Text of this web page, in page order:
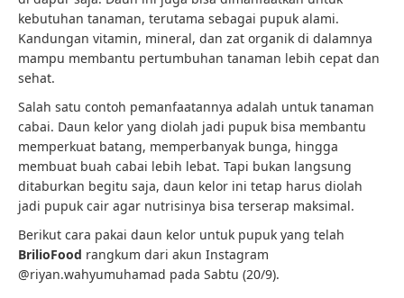
kebutuhan tanaman, terutama sebagai pupuk alami.
Kandungan vitamin, mineral, dan zat organik di dalamnya
mampu membantu pertumbuhan tanaman lebih cepat dan
sehat.
Salah satu contoh pemanfaatannya adalah untuk tanaman
cabai. Daun kelor yang diolah jadi pupuk bisa membantu
memperkuat batang, memperbanyak bunga, hingga
membuat buah cabai lebih lebat. Tapi bukan langsung
ditaburkan begitu saja, daun kelor ini tetap harus diolah
jadi pupuk cair agar nutrisinya bisa terserap maksimal.
Berikut cara pakai daun kelor untuk pupuk yang telah
BrilioFood rangkum dari akun Instagram
@riyan.wahyumuhamad pada Sabtu (20/9).